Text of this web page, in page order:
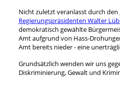
Nicht zuletzt veranlasst durch den
Regierungspräsidenten Walter
demokratisch gewählte
Amt aufgrund von Hass-
Amt bereits nieder - eine
Grundsätzlich wenden wir uns
Diskriminierung, Gewalt und